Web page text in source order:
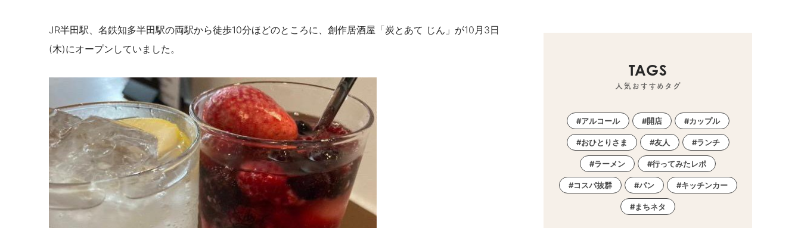
JR半田駅、名鉄知多半田駅の両駅から徒歩10分ほどのところに、創作居酒屋「炭とあて じん」が10月3日
(木)にオープンしていました。
TAGS
人気おすすめタグ
アルコール 開店 カップル
おひとりさま 友人 ランチ
ラーメン 行ってみたレポ
コスパ抜群 パン キッチンカー
まちネタ